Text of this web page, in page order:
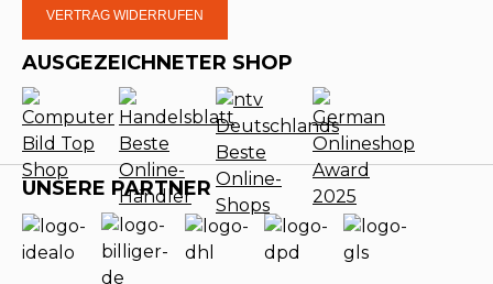
VERTRAG WIDERRUFEN
AUSGEZEICHNETER SHOP
UNSERE PARTNER